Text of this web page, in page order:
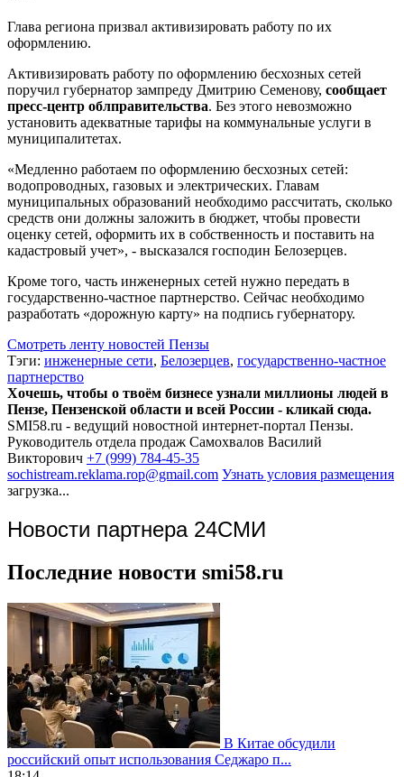
Глава региона призвал активизировать работу по их
оформлению.
Активизировать работу по оформлению бесхозных сетей
поручил губернатор зампреду Дмитрию Семенову, сообщает
пресс-центр облправительства. Без этого невозможно
установить адекватные тарифы на коммунальные услуги в
муниципалитетах.
«Медленно работаем по оформлению бесхозных сетей:
водопроводных, газовых и электрических. Главам
муниципальных образований необходимо рассчитать, сколько
средств они должны заложить в бюджет, чтобы провести
оценку сетей, оформить их в собственность и поставить на
кадастровый учет», - высказался господин Белозерцев.
Кроме того, часть инженерных сетей нужно передать в
государственно-частное партнерство. Сейчас необходимо
разработать «дорожную карту» на подпись губернатору.
Смотреть ленту новостей Пензы
Тэги: инженерные сети, Белозерцев, государственно-частное
партнерство
Хочешь, чтобы о твоём бизнесе узнали миллионы людей в
Пензе, Пензенской области и всей России - кликай сюда.
SMI58.ru - ведущий новостной интернет-портал Пензы.
Руководитель отдела продаж Самохвалов Василий
Викторович +7 (999) 784-45-35
sochistream.reklama.rop@gmail.com Узнать условия размещения
загрузка...
Новости партнера 24СМИ
Последние новости smi58.ru
В Китае обсудили
российский опыт использования Седжаро п...